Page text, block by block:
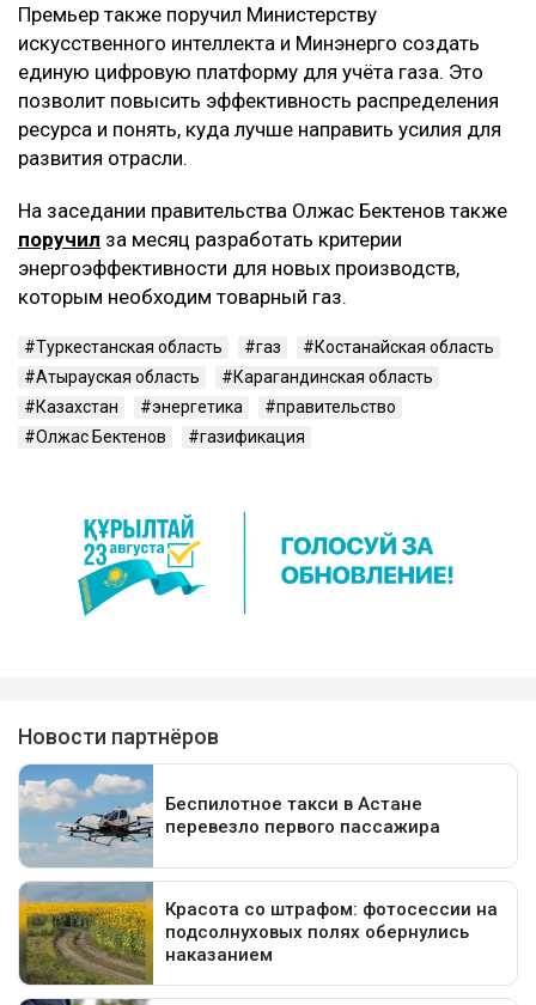
Премьер также поручил Министерству
искусственного интеллекта и Минэнерго создать
единую цифровую платформу для учёта газа. Это
позволит повысить эффективность распределения
ресурса и понять, куда лучше направить усилия для
развития отрасли.
На заседании правительства Олжас Бектенов также
поручил за месяц разработать критерии
энергоэффективности для новых производств,
которым необходим товарный газ.
Туркестанская область газ
Костанайская область
Атырауская область
Карагандинская область
Казахстан
энергетика
правительство
Олжас Бектенов
газификация